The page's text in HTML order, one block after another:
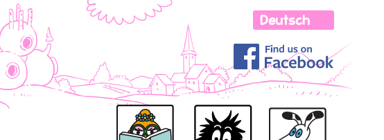
BARBASOPHIE BARBABO
LOLITA